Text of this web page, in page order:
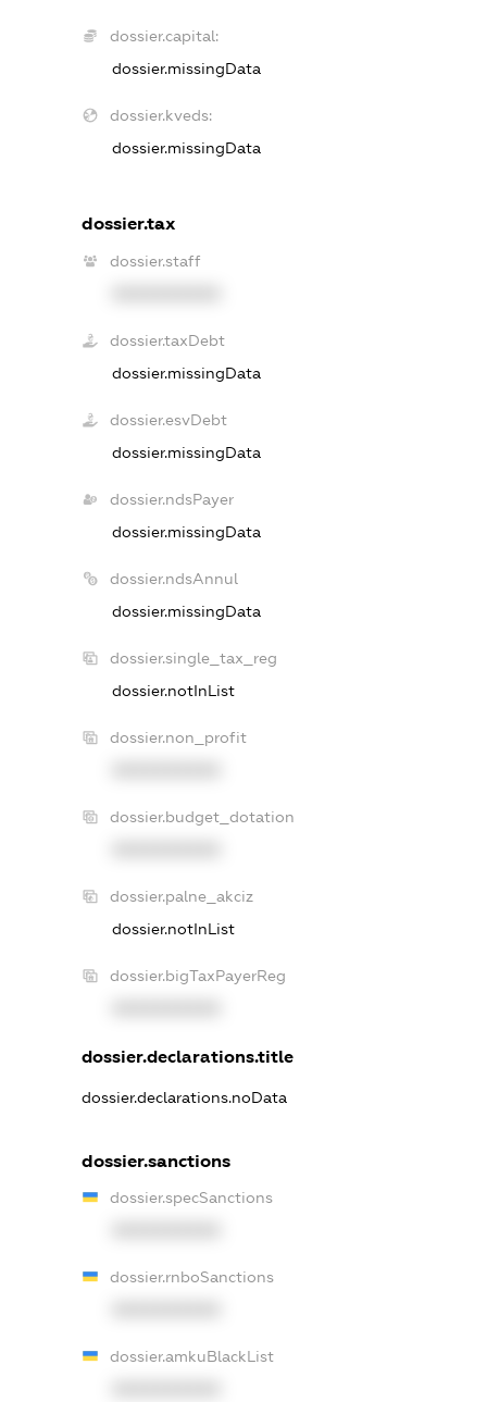
dossier.capital:
dossier.missingData
dossier.kveds:
dossier.missingData
dossier.tax
dossier.staff
dossier.taxDebt
dossier.missingData
dossier.esvDebt
dossier.missingData
dossier.ndsPayer
dossier.missingData
dossier.ndsAnnul
dossier.missingData
dossier.single_tax_reg
dossier.notInList
dossier.non_profit
dossier.budget_dotation
dossier.palne_akciz
dossier.notInList
dossier.bigTaxPayerReg
dossier.declarations.title
dossier.declarations.noData
dossier.sanctions
dossier.specSanctions
dossier.rnboSanctions
dossier.amkuBlackList